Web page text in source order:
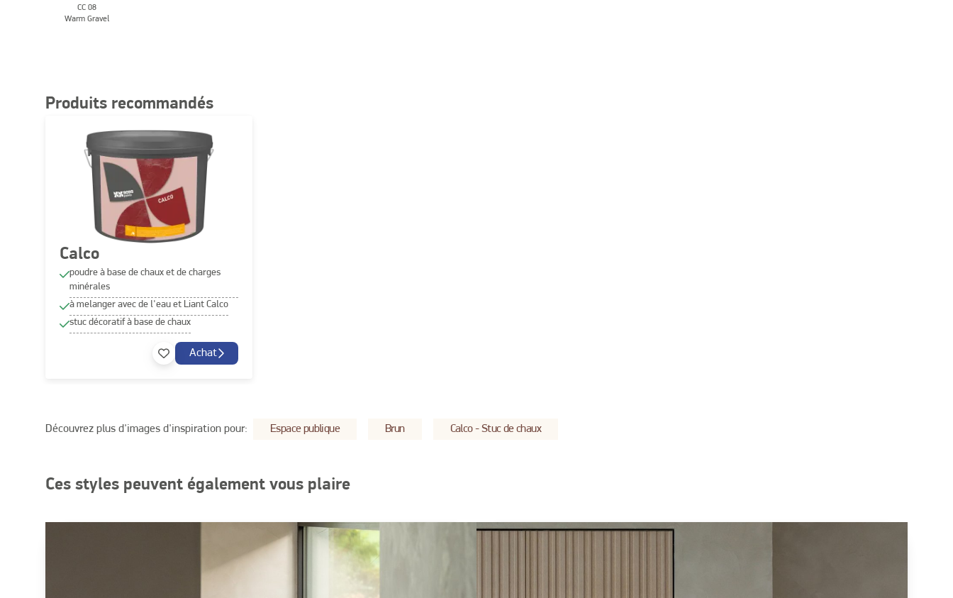
CC 08
Warm Gravel
Produits recommandés
Calco
poudre à base de chaux et de charges
minérales
à melanger avec de l'eau et Liant Calco
stuc décoratif à base de chaux
Achat
Découvrez plus d'images d'inspiration pour: Espace publique Brun Calco - Stuc de chaux
Ces styles peuvent également vous plaire